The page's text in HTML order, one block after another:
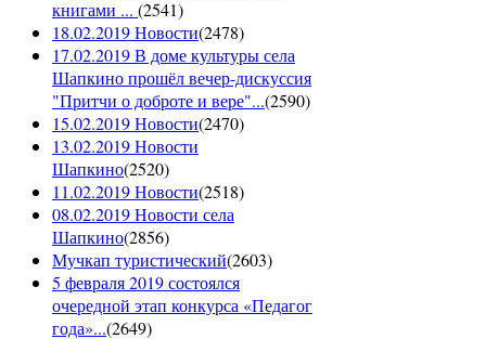
книгами ... (2541)
18.02.2019 Новости(2478)
17.02.2019 В доме культуры села
Шапкино прошёл вечер-дискуссия
"Притчи о доброте и вере"...(2590)
15.02.2019 Новости(2470)
13.02.2019 Новости
Шапкино(2520)
11.02.2019 Новости(2518)
08.02.2019 Новости села
Шапкино(2856)
Мучкап туристический(2603)
5 февраля 2019 состоялся
очередной этап конкурса «Педагог
года»...(2649)